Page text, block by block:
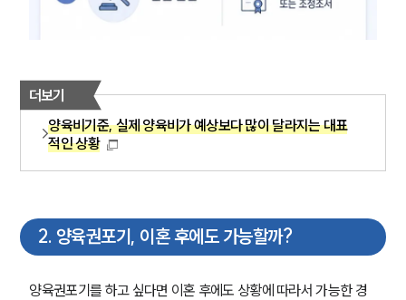
더보기
양육비기준, 실제 양육비가 예상보다 많이 달라지는 대표
적인 상황
2. 양육권포기, 이혼 후에도 가능할까?
양육권포기를 하고 싶다면 이혼 후에도 상황에 따라서 가능한 경